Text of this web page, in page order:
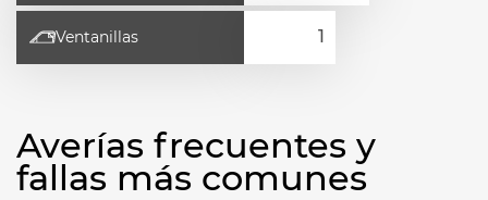
Ventanillas
Averías frecuentes y
fallas más comunes